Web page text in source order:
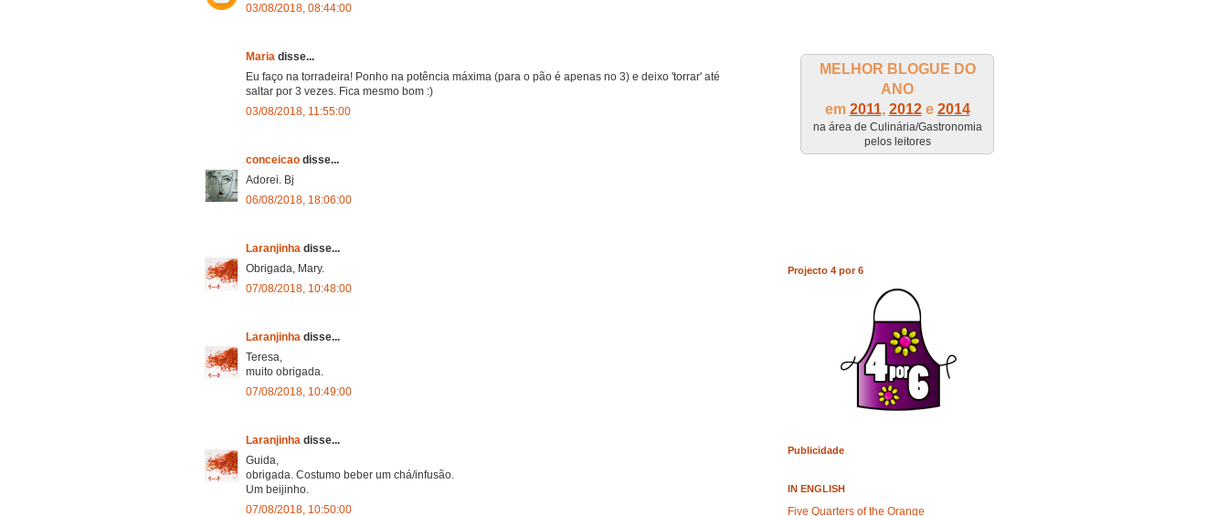
03/08/2018, 08:44:00
Maria disse...
Eu faço na torradeira! Ponho na potência máxima (para o pão é apenas no 3) e deixo 'torrar' até
saltar por 3 vezes. Fica mesmo bom :)
03/08/2018, 11:55:00
conceicao disse...
Adorei. Bj
06/08/2018, 18:06:00
Laranjinha disse...
Obrigada, Mary.
07/08/2018, 10:48:00
Laranjinha disse...
Teresa,
muito obrigada.
07/08/2018, 10:49:00
Laranjinha disse...
Guida,
obrigada. Costumo beber um chá/infusão.
Um beijinho.
07/08/2018, 10:50:00
MELHOR BLOGUE DO
ANO
em 2011, 2012e 2014
na área de Culinária/Gastronomia
pelos leitores
Projecto 4 por 6
Publicidade
IN ENGLISH
Five Quarters of the Orange